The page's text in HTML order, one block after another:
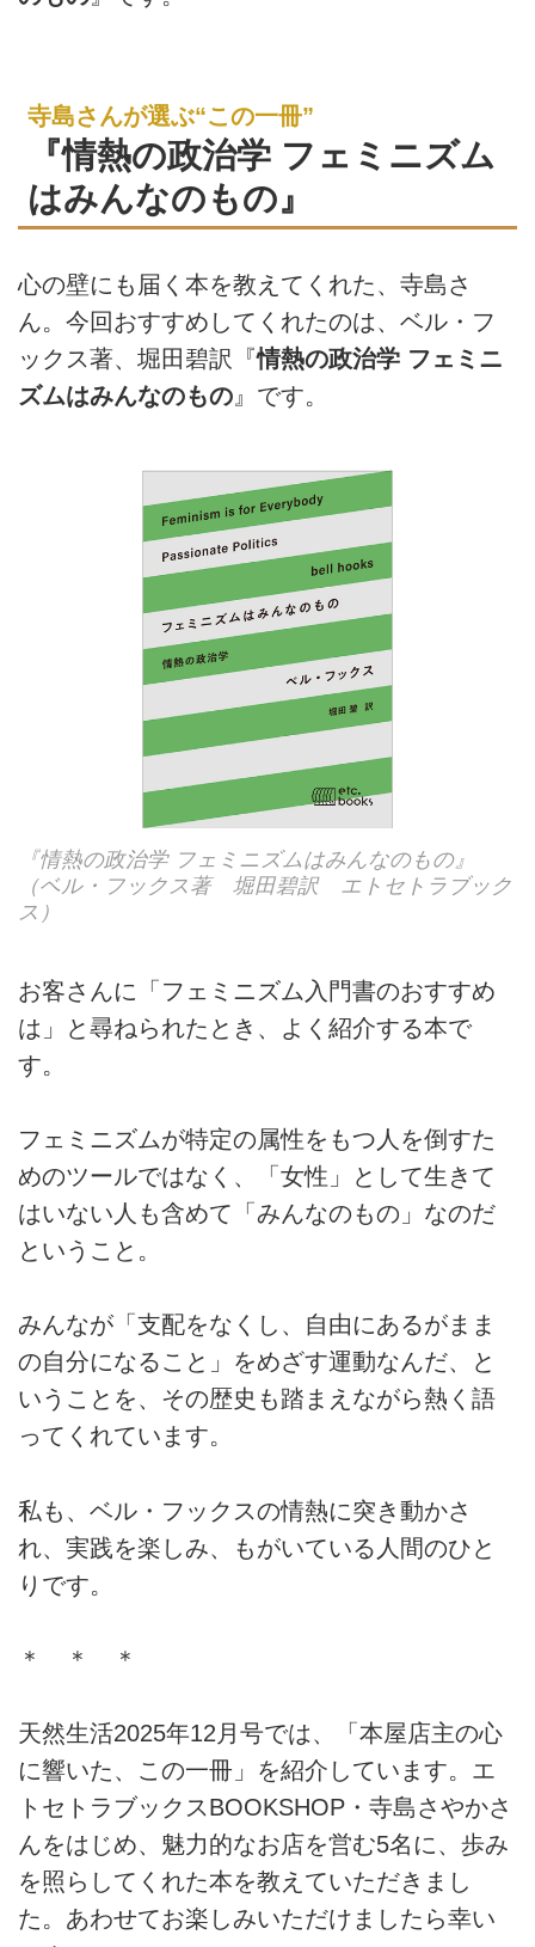
寺島さんが選ぶ“この一冊”
『情熱の政治学 フェミニズム
はみんなのもの』
心の壁にも届く本を教えてくれた、寺島さ
ん。今回おすすめしてくれたのは、ベル・フ
ックス著、堀田碧訳『情熱の政治学 フェミニ
ズムはみんなのもの 』です。
『情熱の政治学 フェミニズムはみんなのもの』
（ベル・フックス著 堀田碧訳 エトセトラブック
ス）
お客さんに「フェミニズム入門書のおすすめ
は」と尋ねられたとき、よく紹介する本で
す。
フェミニズムが特定の属性をもつ人を倒すた
めのツールではなく、「女性」として生きて
はいない人も含めて「みんなのもの」なのだ
ということ。
みんなが「支配をなくし、自由にあるがまま
の自分になること」をめざす運動なんだ、と
いうことを、その歴史も踏まえながら熱く語
ってくれています。
私も、ベル・フックスの情熱に突き動かさ
れ、実践を楽しみ、もがいている人間のひと
りです。
＊ ＊ ＊
天然生活2025年12月号では、「本屋店主の心
に響いた、この一冊」を紹介しています。エ
トセトラブックスBOOKSHOP・寺島さやかさ
んをはじめ、魅力的なお店を営む5名に、歩み
を照らしてくれた本を教えていただきまし
た。あわせてお楽しみいただけましたら幸い